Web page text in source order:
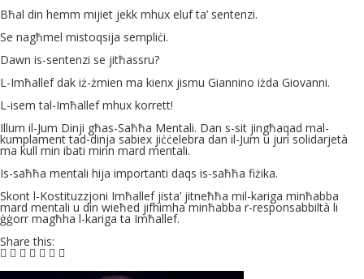
Bħal din hemm mijiet jekk mhux eluf ta’ sentenzi.
Se nagħmel mistoqsija sempliċi.
Dawn is-sentenzi se jitħassru?
L-Imħallef dak iż-żmien ma kienx jismu Giannino iżda Giovanni.
L-isem tal-Imħallef mhux korrett!
Illum il-Jum Dinji għas-Saħħa Mentali. Dan s-sit jingħaqad mal-
kumplament tad-dinja sabiex jiċċelebra dan il-Jum u juri solidarjetà
ma kull min ibati minn mard mentali.
Is-saħħa mentali hija importanti daqs is-saħħa fiżika.
Skont l-Kostituzzjoni Imħallef jista’ jitneħħa mil-kariga minħabba
mard mentali u din wieħed jifhimha minħabba r-responsabbiltà li
ġġorr magħha l-kariga ta Imħallef.
Share this: